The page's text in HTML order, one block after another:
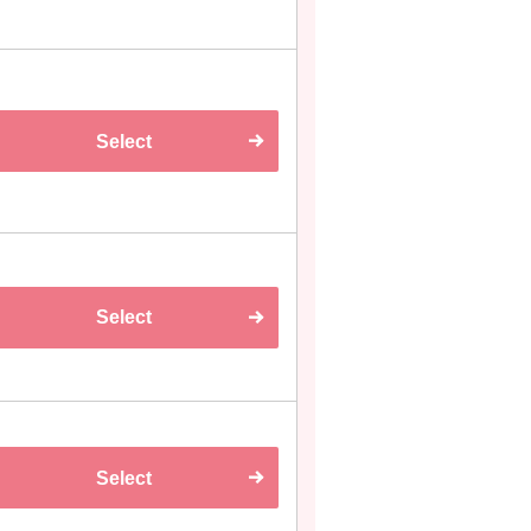
Select
Select
Select